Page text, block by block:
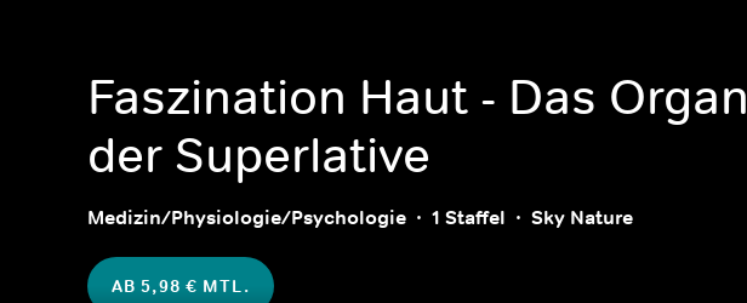
Faszination Haut - Das Organ
der Superlative
Medizin/Physiologie/Psychologie 1 Staffel Sky Nature
AB 5,98 € MTL.